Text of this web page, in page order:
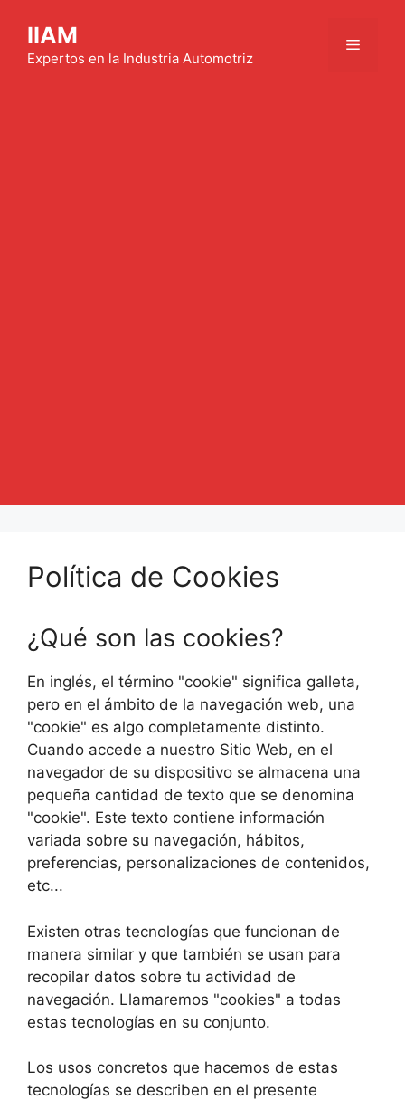
contenido
IIAM
Expertos en la Industria Automotriz
Menú
Política de Cookies
¿Qué son las cookies?
En inglés, el término "cookie" significa galleta,
pero en el ámbito de la navegación web, una
"cookie" es algo completamente distinto.
Cuando accede a nuestro Sitio Web, en el
navegador de su dispositivo se almacena una
pequeña cantidad de texto que se denomina
"cookie". Este texto contiene información
variada sobre su navegación, hábitos,
preferencias, personalizaciones de contenidos,
etc...
Existen otras tecnologías que funcionan de
manera similar y que también se usan para
recopilar datos sobre tu actividad de
navegación. Llamaremos "cookies" a todas
estas tecnologías en su conjunto.
Los usos concretos que hacemos de estas
tecnologías se describen en el presente